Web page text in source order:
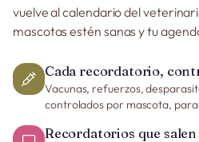
vuelve al calendario del
mascotas estén sanas y tu
Cada recordatorio,
Vacunas, refuerzos,
controlados por mascota, para
Recordatorios que salen